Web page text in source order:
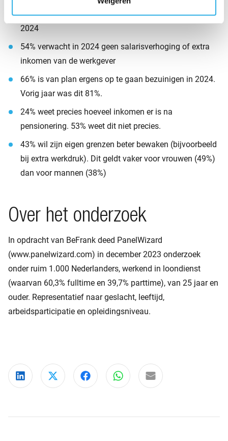
33% heeft niet de intentie om van baan te veranderen in
2024
54% verwacht in 2024 geen salarisverhoging of extra
inkomen van de werkgever
66% is van plan ergens op te gaan bezuinigen in 2024.
Vorig jaar was dit 81%.
24% weet precies hoeveel inkomen er is na
pensionering. 53% weet dit niet precies.
43% wil zijn eigen grenzen beter bewaken (bijvoorbeeld
bij extra werkdruk). Dit geldt vaker voor vrouwen (49%)
dan voor mannen (38%)
Over het onderzoek
In opdracht van BeFrank deed PanelWizard
(www.panelwizard.com) in december 2023 onderzoek
onder ruim 1.000 Nederlanders, werkend in loondienst
(waarvan 60,3% fulltime en 39,7% parttime), van 25 jaar en
ouder. Representatief naar geslacht, leeftijd,
arbeidsparticipatie en opleidingsniveau.
Deel via LinkedIn
Deel via XDeel via Facebook
Deel via WhatsApp
Delen via e-mail